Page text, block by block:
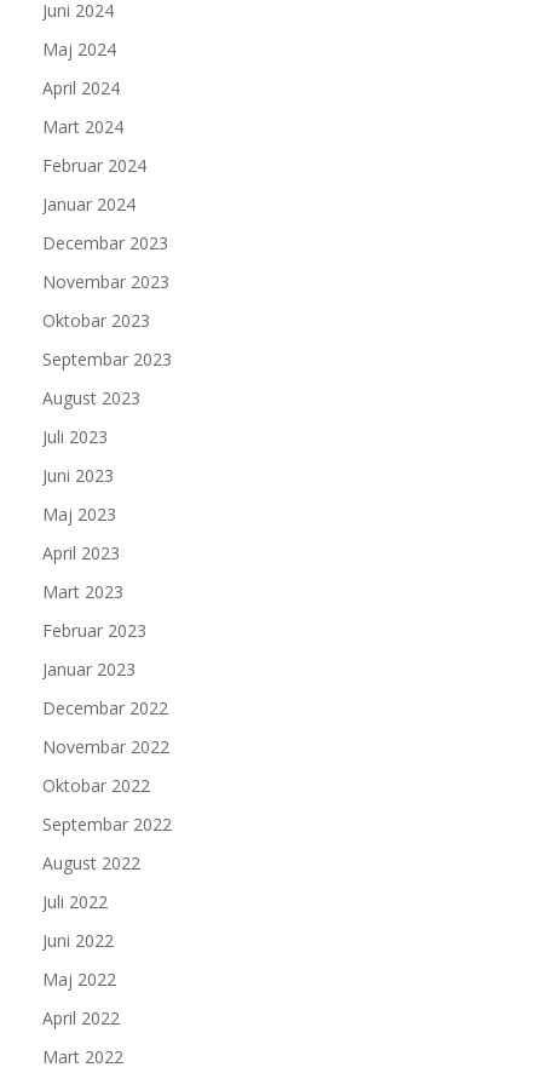
Juni 2024
Maj 2024
April 2024
Mart 2024
Februar 2024
Januar 2024
Decembar 2023
Novembar 2023
Oktobar 2023
Septembar 2023
August 2023
Juli 2023
Juni 2023
Maj 2023
April 2023
Mart 2023
Februar 2023
Januar 2023
Decembar 2022
Novembar 2022
Oktobar 2022
Septembar 2022
August 2022
Juli 2022
Juni 2022
Maj 2022
April 2022
Mart 2022